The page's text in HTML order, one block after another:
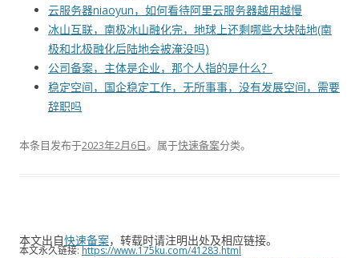
云服务器niaoyun，如何看待阿里云服务器越用越慢
冰山互联，南极冰山融化完，地球上还剩哪些大块陆地(南
极和北极融化后陆地会被淹没吗)
公司备案，主体是企业，那个人指的是什么？
稳定空间，国企稳定工作，无所事事，没有发展空间，需要
辞职吗
本条目发布于2023年2月6日。属于快速备案分类。
本文出自快速备案，转载时请注明出处及相应链接。
本文永久链接:https://www.175ku.com/41283.html